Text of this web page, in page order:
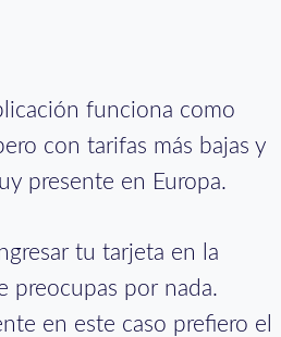
funciona como
con tarifas más bajas y
presente en Europa.
tu tarjeta en la
preocupas por nada.
en este caso prefiero el